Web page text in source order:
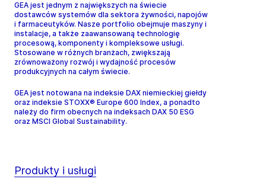
GEA jest jednym z największych na świecie
dostawców systemów dla sektora żywności, napojów
i farmaceutyków. Nasze portfolio obejmuje maszyny i
instalacje, a także zaawansowaną technologię
procesową, komponenty i kompleksowe usługi.
Stosowane w różnych branżach, zwiększają
zrównoważony rozwój i wydajność procesów
produkcyjnych na całym świecie.
GEA jest notowana na indeksie DAX niemieckiej giełdy
oraz indeksie STOXX® Europe 600 Index, a ponadto
należy do firm obecnych na indeksach DAX 50 ESG
oraz MSCI Global Sustainability.
Produkty i usługi